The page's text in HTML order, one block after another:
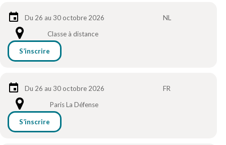
Du 26 au 30 octobre 2026
NL
Classe à distance
S’inscrire
Du 26 au 30 octobre 2026
FR
Paris La Défense
S’inscrire